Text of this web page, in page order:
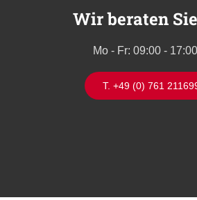
Wir beraten Sie
Mo - Fr: 09:00 -